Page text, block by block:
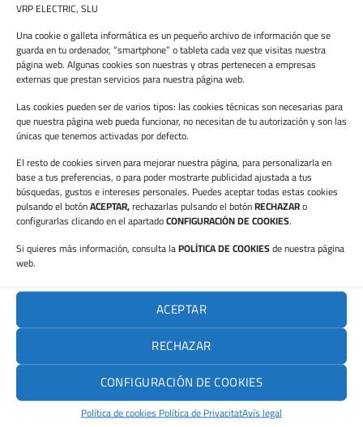
VRP ELECTRIC, SLU
Una cookie o galleta informática es un pequeño archivo de información que se
guarda en tu ordenador, “smartphone” o tableta cada vez que visitas nuestra
página web. Algunas cookies son nuestras y otras pertenecen a empresas
externas que prestan servicios para nuestra página web.
Las cookies pueden ser de varios tipos: las cookies técnicas son necesarias para
que nuestra página web pueda funcionar, no necesitan de tu autorización y son las
únicas que tenemos activadas por defecto.
El resto de cookies sirven para mejorar nuestra página, para personalizarla en
base a tus preferencias, o para poder mostrarte publicidad ajustada a tus
búsquedas, gustos e intereses personales. Puedes aceptar todas estas cookies
pulsando el botónACEPTAR,rechazarlas pulsando el botónRECHAZARo
configurarlas clicando en el apartadoCONFIGURACIÓN DE COOKIES.
Si quieres más información, consulta laPOLÍTICA DE COOKIESde nuestra página
web.
ACEPTAR
RECHAZAR
CONFIGURACIÓN DE COOKIES
Política de cookiesPolítica de PrivacitatAvís legal
juny 2026
maig 2026
febrer 2026
gener 2026
octubre 2025
setembre 2025
maig 2025
abril 2025
febrer 2025
gener 2025
setembre 2024